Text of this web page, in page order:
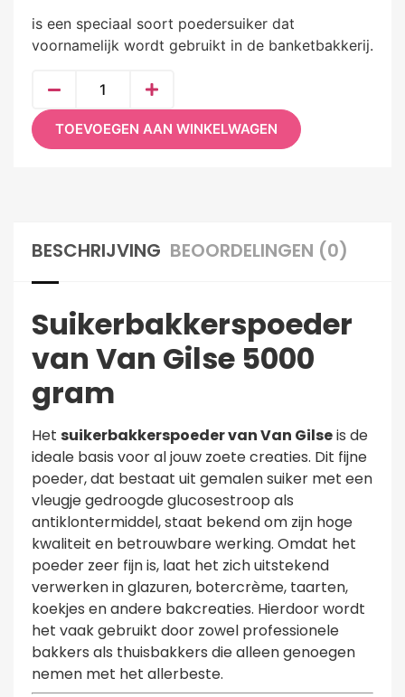
is een speciaal soort poedersuiker dat
voornamelijk wordt gebruikt in de banketbakkerij.
TOEVOEGEN AAN WINKELWAGEN
BESCHRIJVING BEOORDELINGEN (0)
Suikerbakkerspoeder
van Van Gilse 5000
gram
Het suikerbakkerspoeder vanVan Gilseis de
ideale basis voor al jouw zoete creaties. Dit fijne
poeder, dat bestaat uit gemalen suiker met een
vleugje gedroogde glucosestroop als
antiklontermiddel, staat bekend om zijn hoge
kwaliteit en betrouwbare werking. Omdat het
poeder zeer fijn is, laat het zich uitstekend
verwerken in glazuren, botercrème, taarten,
koekjes en andere bakcreaties. Hierdoor wordt
het vaak gebruikt door zowel professionele
bakkers als thuisbakkers die alleen genoegen
nemen met het allerbeste.